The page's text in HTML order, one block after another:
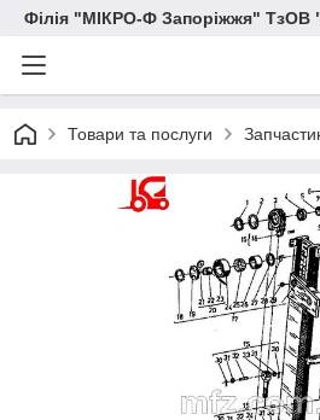
Філія "МІКРО-Ф Запоріжжя" ТзОВ
Товари та послуги